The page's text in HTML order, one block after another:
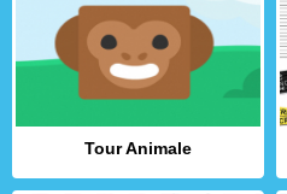
Tour Animale